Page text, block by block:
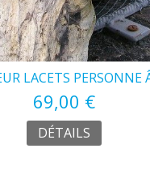
LACETS PERSONNE
69,00 €
DÉTAILS